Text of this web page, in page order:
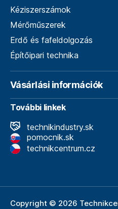
Kéziszerszámok
Mérőműszerek
Erdő és fafeldolgozás
Építőipari technika
Vásárlási információk
További linkek
technikindustry.sk
pomocnik.sk
technikcentrum.cz
Copyright © 2026